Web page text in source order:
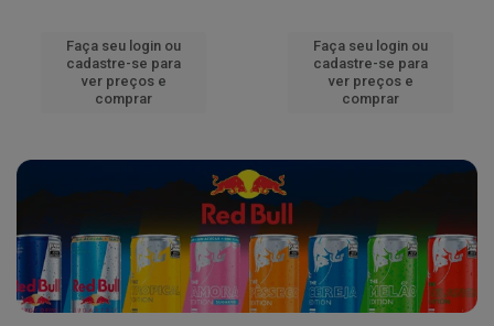
Faça seu login ou
cadastre-se para
ver preços e
comprar
Faça seu login ou
cadastre-se para
ver preços e
comprar